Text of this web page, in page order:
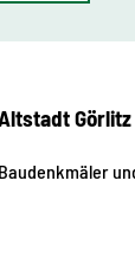
Görlitz